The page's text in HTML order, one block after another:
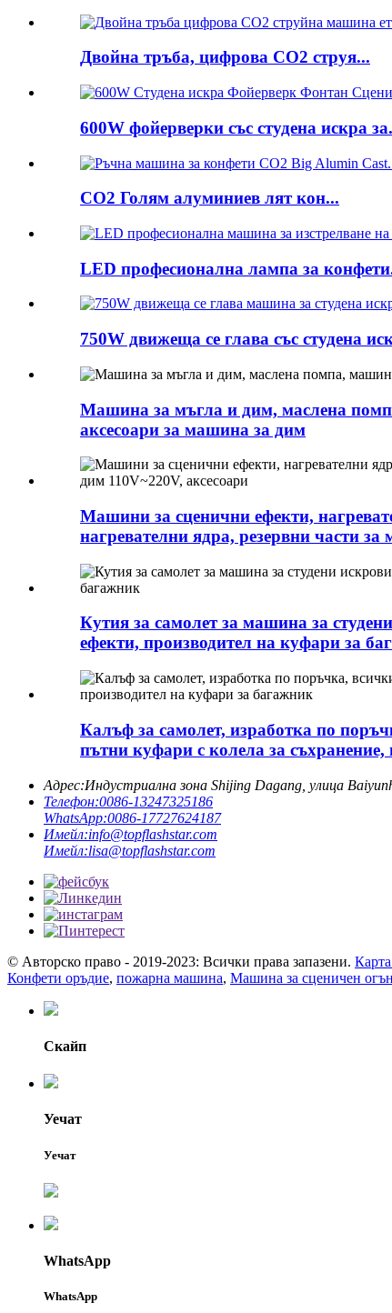
Двойна тръба, цифрова CO2 струя...
600W фойерверки със студена искра
CO2 Голям алуминиев лят кон...
LED професионална лампа за
750W движеща се глава със студена
Машина за мъгла и дим, маслена
аксесоари за машина за дим
Машини за сценични ефекти,
нагревателни ядра, резервни части
Кутия за самолет за машина за
ефекти, производител на куфари за
Калъф за самолет, изработка по
пътни куфари с колела за
Адрес:Индустриална зона Shijing Dagang, улица
Телефон:0086-13247325186
WhatsApp:0086-17727624187
Имейл:info@topflashstar.com
Имейл:lisa@topflashstar.com
© Авторско право - 2019-2023: Всички права запазени.
Конфети оръдие, пожарна машина, Машина за сценичен огън
Скайп
Уечат
Уечат
WhatsApp
WhatsApp